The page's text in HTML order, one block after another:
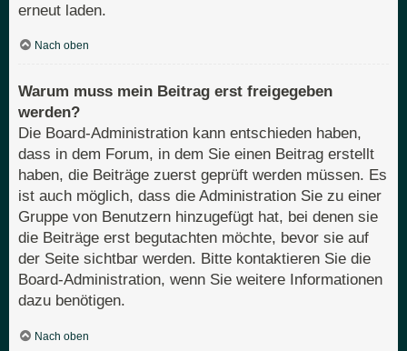
erneut laden.
Nach oben
Warum muss mein Beitrag erst freigegeben
werden?
Die Board-Administration kann entschieden haben,
dass in dem Forum, in dem Sie einen Beitrag erstellt
haben, die Beiträge zuerst geprüft werden müssen. Es
ist auch möglich, dass die Administration Sie zu einer
Gruppe von Benutzern hinzugefügt hat, bei denen sie
die Beiträge erst begutachten möchte, bevor sie auf
der Seite sichtbar werden. Bitte kontaktieren Sie die
Board-Administration, wenn Sie weitere Informationen
dazu benötigen.
Nach oben